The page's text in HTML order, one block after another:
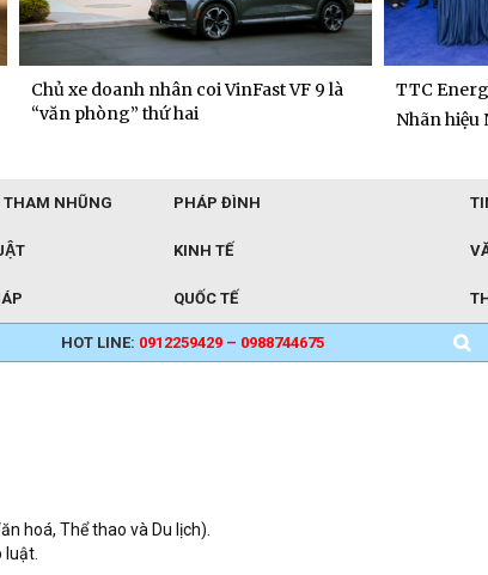
Chủ xe doanh nhân coi VinFast VF 9 là
“văn phòng” thứ hai
TTC
Nhãn hiệu
THAM NHŨNG PHÁP ĐÌNH
KINH TẾ
QUỐC TẾ
HOT LINE: 0912259429 – 0988744675
hoá, Thể thao và Du lịch).
luật.